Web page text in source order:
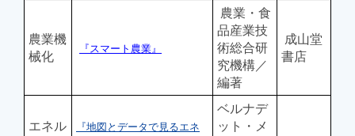
農業機
械化
『スマート農業』
農業・食
品産業技
術総合研
究機構／
編著
成山堂
書店
エネル
『地図とデータで見るエネ
ベルナデ
ット・メ